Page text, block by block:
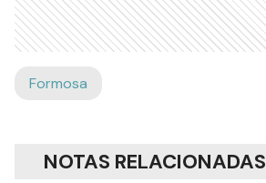
Formosa
NOTAS RELACIONADAS